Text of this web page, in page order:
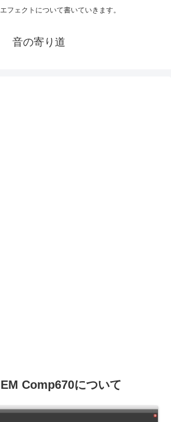
フェクトについて書いていきます。
音の寄り道
Comp670について